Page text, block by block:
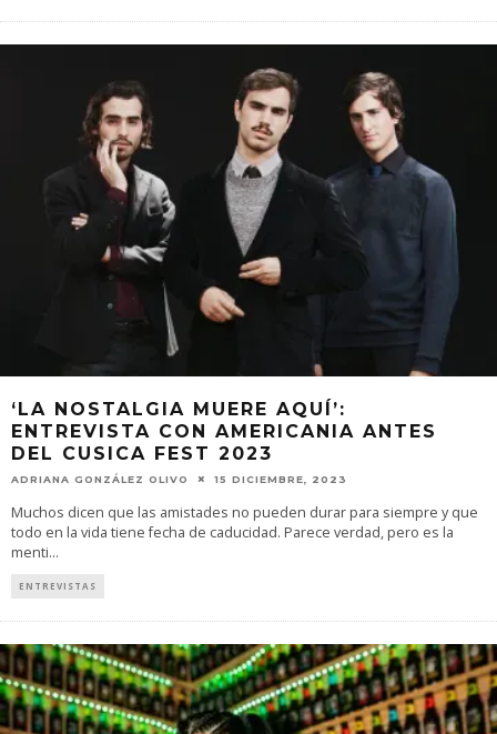
‘LA NOSTALGIA MUERE AQUÍ’:
ENTREVISTA CON AMERICANIA ANTES
DEL CUSICA FEST 2023
ADRIANA GONZÁLEZ OLIVO 15 DICIEMBRE, 2023
Muchos dicen que las amistades no pueden durar para siempre y que
todo en la vida tiene fecha de caducidad. Parece verdad, pero es la
menti...
ENTREVISTAS